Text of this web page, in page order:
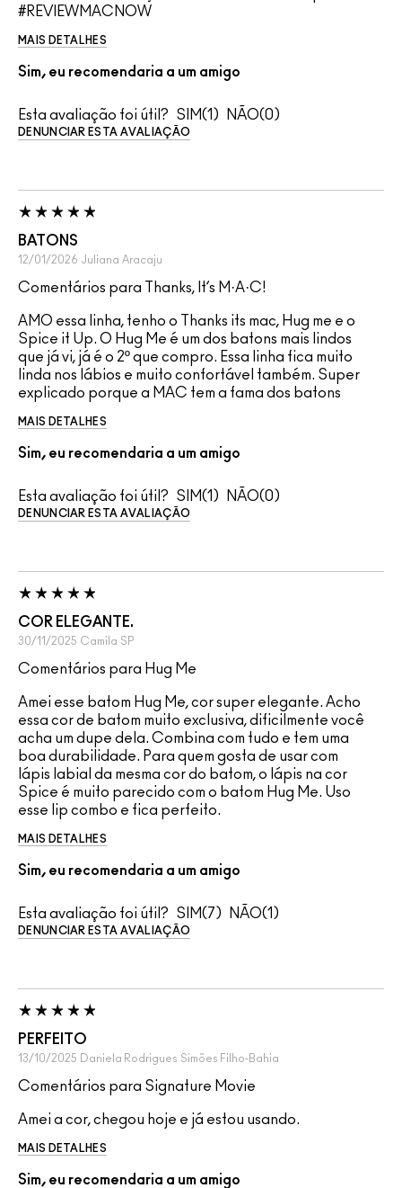
#REVIEWMACNOW
MAIS DETALHES
Sim, eu recomendaria a um amigo
Esta avaliação foi útil? 1 0
DENUNCIAR ESTA AVALIAÇÃO
BATONS
12/01/2026 Juliana Aracaju
Comentários para Thanks, It’s M·A·C!
AMO essa linha, tenho o Thanks its mac, Hug me e o
Spice it Up. O Hug Me é um dos batons mais lindos
que já vi, já é o 2º que compro. Essa linha fica muito
linda nos lábios e muito confortável também. Super
explicado porque a MAC tem a fama dos batons
MAIS DETALHES
Sim, eu recomendaria a um amigo
Esta avaliação foi útil? 1 0
DENUNCIAR ESTA AVALIAÇÃO
COR ELEGANTE.
30/11/2025 Camila SP
Comentários para Hug Me
Amei esse batom Hug Me, cor super elegante. Acho
essa cor de batom muito exclusiva, dificilmente você
acha um dupe dela. Combina com tudo e tem uma
boa durabilidade. Para quem gosta de usar com
lápis labial da mesma cor do batom, o lápis na cor
Spice é muito parecido com o batom Hug Me. Uso
esse lip combo e fica perfeito.
MAIS DETALHES
Sim, eu recomendaria a um amigo
Esta avaliação foi útil? 7 1
DENUNCIAR ESTA AVALIAÇÃO
PERFEITO
13/10/2025 Daniela Rodrigues Simões Filho-Bahia
Comentários para Signature Movie
Amei a cor, chegou hoje e já estou usando.
MAIS DETALHES
Sim, eu recomendaria a um amigo